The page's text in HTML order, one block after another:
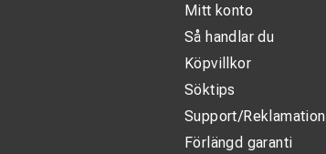
Mitt konto
Så handlar du
Köpvillkor
Söktips
Support/Reklamation
Förlängd garanti